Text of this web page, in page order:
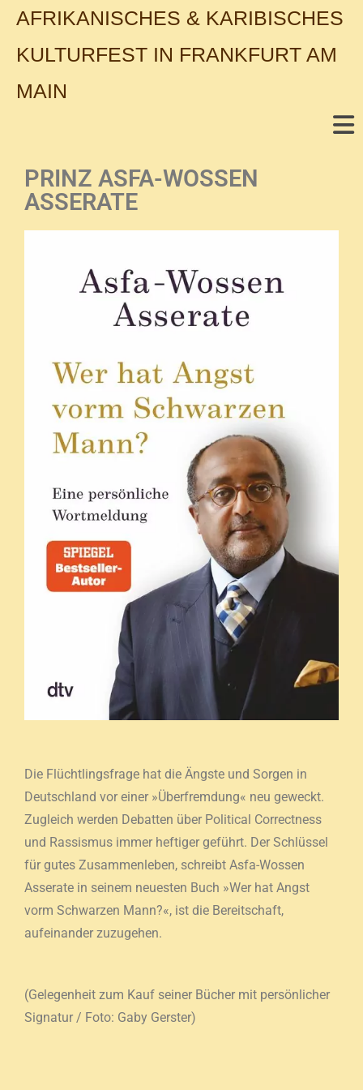
AFRIKANISCHES & KARIBISCHES
KULTURFEST IN FRANKFURT AM
MAIN
PRINZ ASFA-WOSSEN
ASSERATE
Die Flüchtlingsfrage hat die Ängste und Sorgen in
Deutschland vor einer »Überfremdung« neu geweckt.
Zugleich werden Debatten über Political Correctness
und Rassismus immer heftiger geführt. Der Schlüssel
für gutes Zusammenleben, schreibt Asfa-Wossen
Asserate in seinem neuesten Buch »Wer hat Angst
vorm Schwarzen Mann?«, ist die Bereitschaft,
aufeinander zuzugehen.
(Gelegenheit zum Kauf seiner Bücher mit persönlicher
Signatur / Foto: Gaby Gerster)